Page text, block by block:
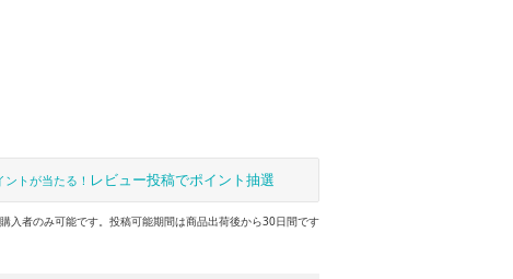
ントが当たる！ レビュー投稿でポイント抽選
入者のみ可能です。投稿可能期間は商品出荷後から30日間です